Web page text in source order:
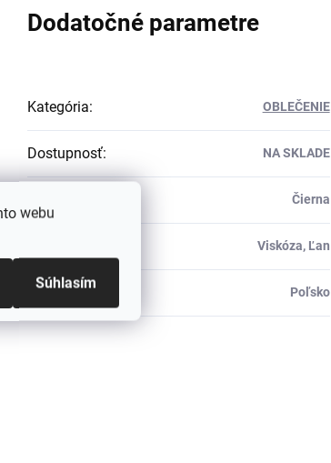
webu
Súhlasím
Dodatočné parametre
Kategória: OBLEČENIE
Dostupnosť: NA SKLADE
Čierna
Viskóza, Ľan
Výrobca: Poľsko